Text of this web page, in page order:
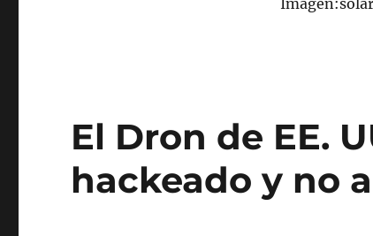
El Dron de EE.
hackeado y no